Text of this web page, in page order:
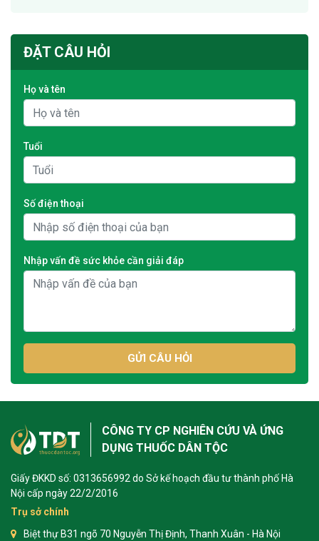
ĐẶT CÂU HỎI
Họ và tên
Tuổi
Số điện thoại
Nhập vấn đề sức khỏe cần giải đáp
GỬI CÂU HỎI
CÔNG TY CP NGHIÊN CỨU VÀ ỨNG
DỤNG THUỐC DÂN TỘC
Giấy ĐKKD số: 0313656992 do Sở kế hoạch đầu tư thành phố Hà
Nội cấp ngày 22/2/2016
Trụ sở chính
Biệt thự B31 ngõ 70 Nguyễn Thị Định, Thanh Xuân - Hà Nội